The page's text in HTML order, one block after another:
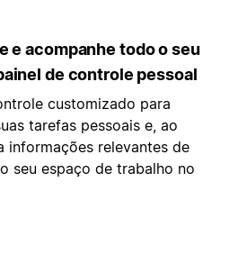
e acompanhe todo o seu
de controle pessoal
customizado para
tarefas pessoais e, ao
informações relevantes de
seu espaço de trabalho no